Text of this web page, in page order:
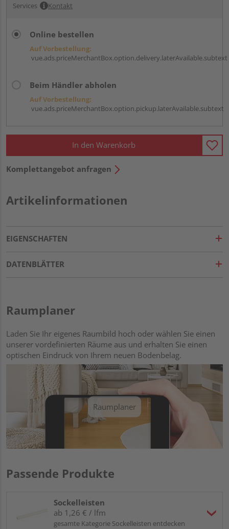
Services Kontakt
Online bestellen
Auf Vorbestellung:
vue.ads.priceMerchantBox.option.delivery.laterAvailable.subtext
Beim Händler abholen
Auf Vorbestellung:
vue.ads.priceMerchantBox.option.pickup.laterAvailable.subtext
In den Warenkorb
Komplettangebot anfragen
Artikelinformationen
EIGENSCHAFTEN
DATENBLÄTTER
Raumplaner
Laden Sie Ihr eigenes Raumbild hoch oder wählen Sie einen
unserer vordefinierten Räume aus und erhalten Sie einen
optischen Eindruck von Ihrem neuen Bodenbelag.
Raumplaner
Passende Produkte
Sockelleisten
ab 1,26 € / lfm
gesamte Kategorie Sockelleisten entdecken